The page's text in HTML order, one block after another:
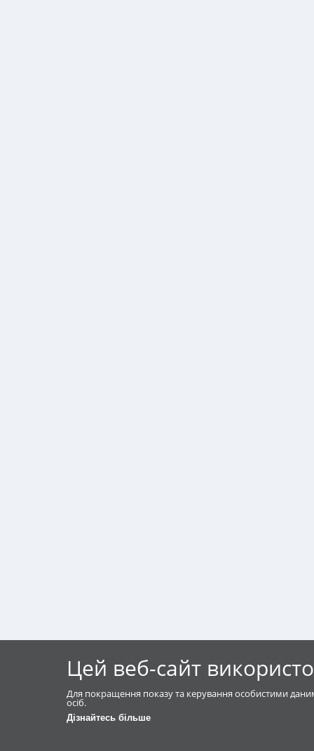
Цей веб-сайт
Для покращення показу та керування особистими
осіб.
Дізнайтесь більше